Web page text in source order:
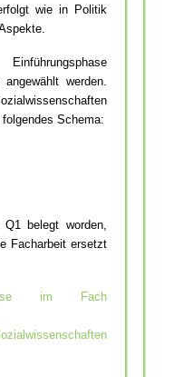
wie in Politik
werden.
Schema:
belegt worden,
Facharbeit ersetzt
im Fach